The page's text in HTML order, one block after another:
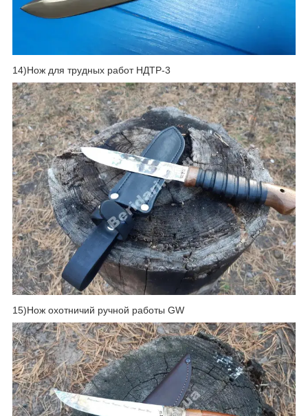
14)Нож для трудных работ НДТР-3
15)Нож охотничий ручной работы GW